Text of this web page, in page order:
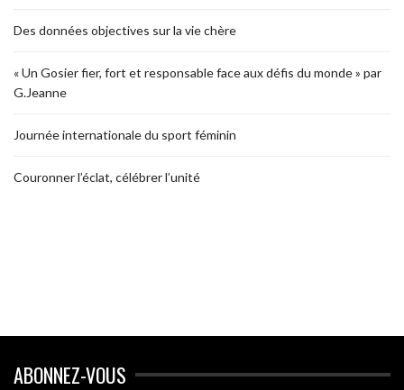
Des données objectives sur la vie chère
« Un Gosier fier, fort et responsable face aux défis du monde » par
G.Jeanne
Journée internationale du sport féminin
Couronner l’éclat, célébrer l’unité
ABONNEZ-VOUS